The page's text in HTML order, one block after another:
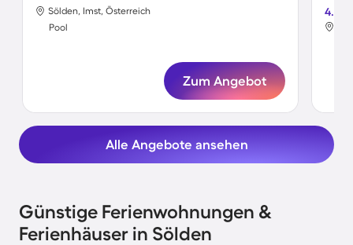
Sölden, Imst, Österreich
Pool
Zum Angebot
4.5
Alle Angebote ansehen
Günstige Ferienwohnungen &
Ferienhäuser in Sölden